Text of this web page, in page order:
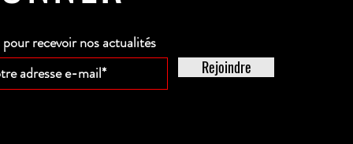
recevoir nos actualités
Rejoindre